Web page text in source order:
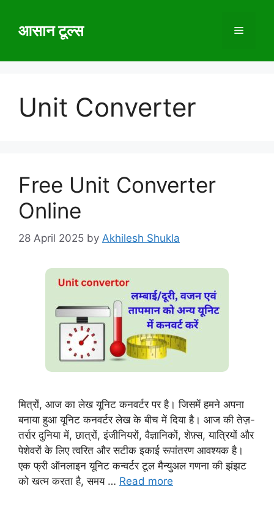
contentआसान टूल्स Menu
Unit Converter
Free Unit Converter
Online
28 April 2025 by Akhilesh Shukla
मित्रों, आज का लेख यूनिट कनवर्टर पर है। जिसमें हमने अपना
बनाया हुआ यूनिट कनवर्टर लेख के बीच में दिया है। आज की तेज़-
तर्रार दुनिया में, छात्रों, इंजीनियरों, वैज्ञानिकों, शेफ़्स, यात्रियों और
पेशेवरों के लिए त्वरित और सटीक इकाई रूपांतरण आवश्यक है।
एक फ्री ऑनलाइन यूनिट कन्वर्टर टूल मैन्युअल गणना की झंझट
को खत्म करता है, समय … Read more